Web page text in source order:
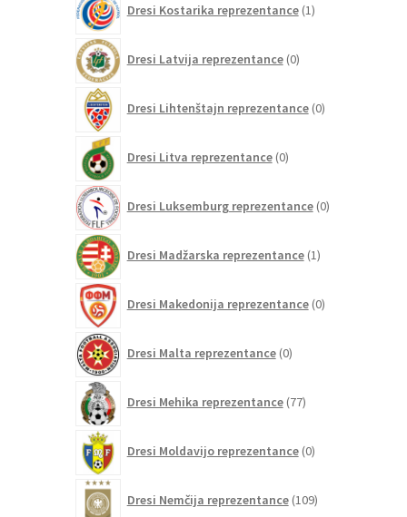
Dresi Kostarika reprezentance 1izdelek
Dresi Latvija reprezentance 0izdelkov
Dresi Lihtenštajn reprezentance 0izdelkov
Dresi Litva reprezentance 0izdelkov
Dresi Luksemburg reprezentance 0izdelkov
Dresi Madžarska reprezentance 1izdelek
Dresi Makedonija reprezentance 0izdelkov
Dresi Malta reprezentance 0izdelkov
Dresi Mehika reprezentance 77izdelkov
Dresi Moldavijo reprezentance 0izdelkov
Dresi Nemčija reprezentance 109izdelkov